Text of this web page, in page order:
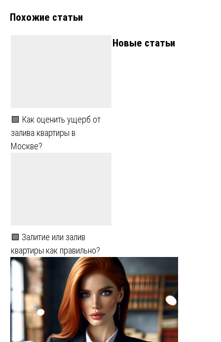
Похожие статьи
🟩 Как оценить ущерб от
залива квартиры в
Москве?
🟩 Залитие или залив
квартиры как правильно?
Новые статьи